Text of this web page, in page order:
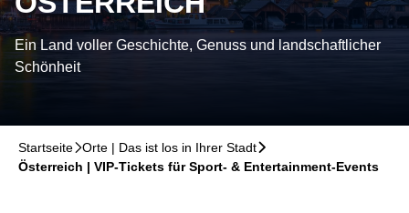
Ein Land voller Geschichte, Genuss und landschaftlicher
Schönheit
Startseite􀆊Orte | Das ist los in Ihrer Stadt􀆊
Österreich | VIP-Tickets für Sport- & Entertainment-Events